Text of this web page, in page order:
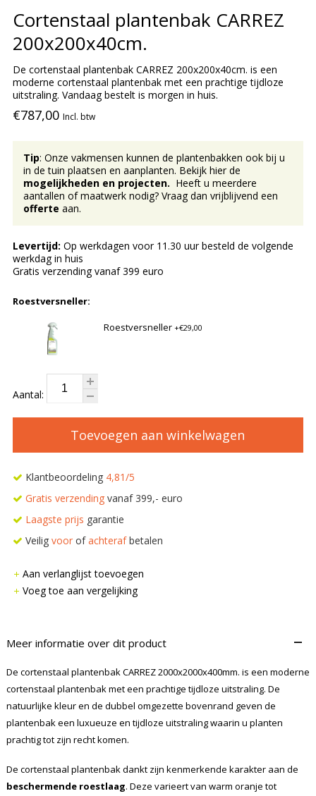
Cortenstaal plantenbak CARREZ
200x200x40cm.
De cortenstaal plantenbak CARREZ 200x200x40cm. is een
moderne cortenstaal plantenbak met een prachtige tijdloze
uitstraling. Vandaag bestelt is morgen in huis.
€787,00 Incl. btw
Tip: Onze vakmensen kunnen de plantenbakken ook bij u
in de tuin plaatsen en aanplanten. Bekijk hier de
mogelijkheden en projecten. Heeft u meerdere
aantallen of maatwerk nodig? Vraag dan vrijblijvend een
offerte aan.
Levertijd: Op werkdagen voor 11.30 uur besteld de volgende
werkdag in huis
Gratis verzending vanaf 399 euro
Roestversneller:
Roestversneller +€29,00
Aantal:
Toevoegen aan winkelwagen
Klantbeoordeling 4,81/5
Gratis verzendingvanaf 399,- euro
Laagste prijs garantie
Veilig voorofachterafbetalen
Aan verlanglijst toevoegen
Voeg toe aan vergelijking
Meer informatie over dit product –
De cortenstaal plantenbak CARREZ 2000x2000x400mm. is een moderne
cortenstaal plantenbak met een prachtige tijdloze uitstraling. De
natuurlijke kleur en de dubbel omgezette bovenrand geven de
plantenbak een luxueuze en tijdloze uitstraling waarin u planten
prachtig tot zijn recht komen.
De cortenstaal plantenbak dankt zijn kenmerkende karakter aan de
beschermende roestlaag. Deze varieert van warm oranje tot